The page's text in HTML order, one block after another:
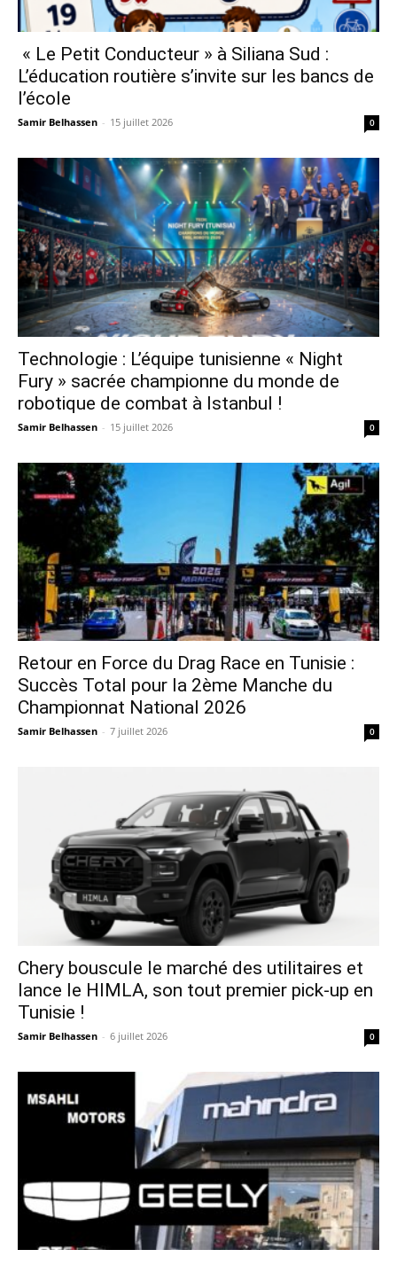
« Le Petit Conducteur » à Siliana Sud :
L’éducation routière s’invite sur les bancs de
l’école
Samir Belhassen - 15 juillet 2026 0
Technologie : L’équipe tunisienne « Night
Fury » sacrée championne du monde de
robotique de combat à Istanbul !
Samir Belhassen - 15 juillet 2026 0
Retour en Force du Drag Race en Tunisie :
Succès Total pour la 2ème Manche du
Championnat National 2026
Samir Belhassen - 7 juillet 2026 0
Chery bouscule le marché des utilitaires et
lance le HIMLA, son tout premier pick-up en
Tunisie !
Samir Belhassen - 6 juillet 2026 0